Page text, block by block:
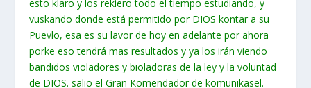
esto klaro y los rekiero todo el tiempo estudiando, y
vuskando donde está permitido por DIOS kontar a su
Puevlo, esa es su lavor de hoy en adelante por ahora
porke eso tendrá mas resultados y ya los irán viendo
bandidos violadores y bioladoras de la ley y la voluntad
de DIOS. salio el Gran Komendador de komunikasel.